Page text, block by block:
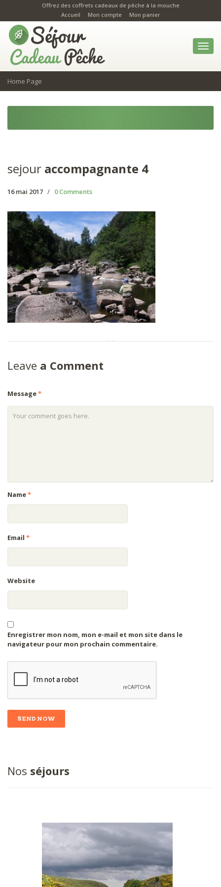
Offrez des coffrets cadeaux de pêche à la mouche
Accueil
Mon compte Mon panier
Home Page
sejour accompagnante 4
16 mai 2017 / 0 Comments
Leave a Comment
Message*
Name*
Email *
Website
Enregistrer mon nom, mon e-mail et mon site dans le
navigateur pour mon prochain commentaire.
Nos séjours